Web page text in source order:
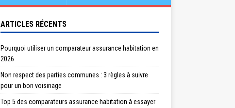
ARTICLES RÉCENTS
Pourquoi utiliser un comparateur assurance habitation en
2026
Non respect des parties communes : 3 règles à suivre
pour un bon voisinage
Top 5 des comparateurs assurance habitation à essayer